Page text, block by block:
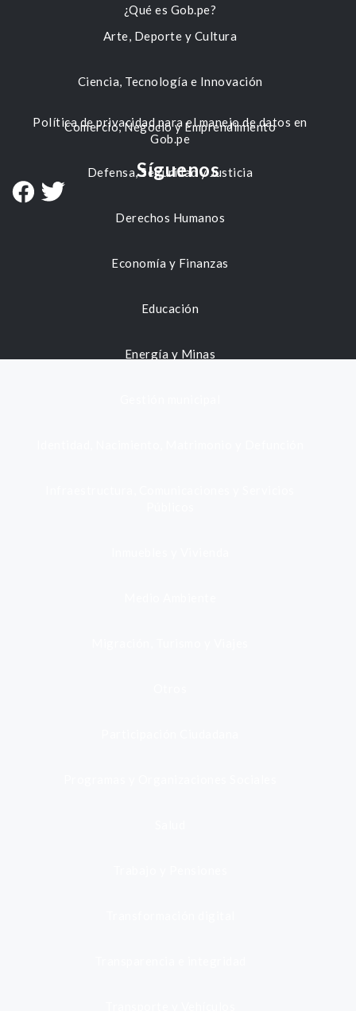
Arte, Deporte y Cultura
Ciencia, Tecnología e Innovación
Comercio, Negocio y Emprendimiento
Defensa, Seguridad y Justicia
Derechos Humanos
Economía y Finanzas
Educación
Energía y Minas
¿Qué es Gob.pe?
Política de privacidad para el manejo de datos en
Gob.pe
Síguenos